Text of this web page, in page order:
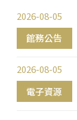
館務公告
2026-08-05
電子資源
2026-08-05